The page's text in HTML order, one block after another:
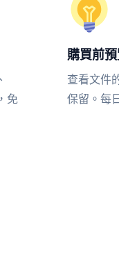
免
購買前
查看文件
保留。每